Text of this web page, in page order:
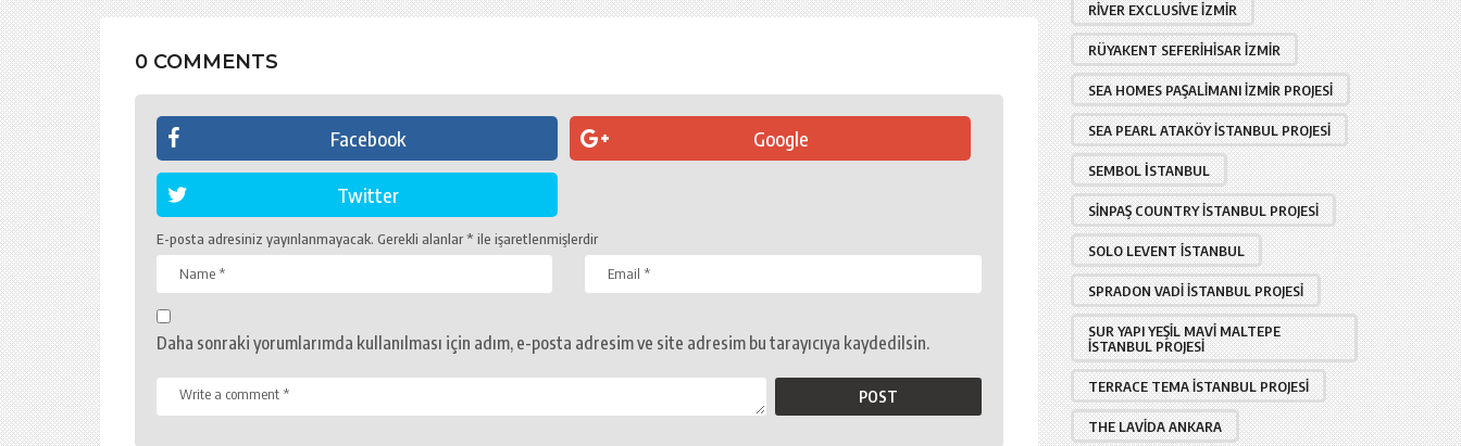
0 COMMENTS
Facebook Google
Twitter
E-posta adresiniz yayınlanmayacak. Gerekli alanlar* ile işaretlenmişlerdir
Daha sonraki yorumlarımda kullanılması için adım, e-posta adresim ve site adresim bu tarayıcıya kaydedilsin.
RIVER EXCLUSIVE İZMIR
RÜYAKENT SEFERIHISAR İZMIR
SEA HOMES PAŞALIMANI İZMIR PROJESI
SEA PEARL ATAKÖY İSTANBUL PROJESI
SEMBOL İSTANBUL
SINPAŞ COUNTRY İSTANBUL PROJESI
SOLO LEVENT İSTANBUL
SPRADON VADI İSTANBUL PROJESI
SUR YAPI YEŞIL MAVI MALTEPE
İSTANBUL PROJESI
TERRACE TEMA İSTANBUL PROJESI
THE LAVIDA ANKARA